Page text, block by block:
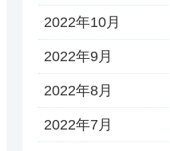
2022年10月
2022年9月
2022年8月
2022年7月